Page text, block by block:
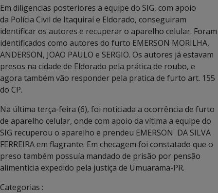
Em diligencias posteriores a equipe do SIG, com apoio
da Polícia Civil de Itaquiraí e Eldorado, conseguiram
identificar os autores e recuperar o aparelho celular. Foram
identificados como autores do furto EMERSON MORILHA,
ANDERSON, JOAO PAULO e SERGIO. Os autores já estavam
presos na cidade de Eldorado pela prática de roubo, e
agora também vão responder pela pratica de furto art. 155
do CP.
Na última terça-feira (6), foi noticiada a ocorrência de furto
de aparelho celular, onde com apoio da vítima a equipe do
SIG recuperou o aparelho e prendeu EMERSON DA SILVA
FERREIRA em flagrante. Em checagem foi constatado que o
preso também possuía mandado de prisão por pensão
alimentícia expedido pela justiça de Umuarama-PR.
Categorias :